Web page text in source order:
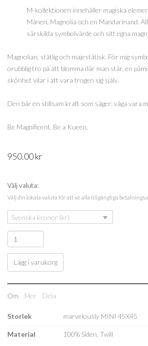
M-kollektionen innehåller magiska
Månen, Magnolia och en Mandarinand.
särskilda symbolvärde och sitt egna
Magnolian, ståtlig och majestätisk. För mig
orubblig tro på att blomma där man står, en
skönhet vilar i att vara trogen sig själv.
Den bär en stillsam kraft som säger: våga vara
Be Magnificent. Be a Kueen.
950.00kr
Välj valuta:
Välj din lokala valuta för att se alla tillgängliga
Svenska kronor (kr)
Lägg i varukorg
Om Mer Dela
Storlek marvelously MINI 45X45
Material 100% Siden, Twill